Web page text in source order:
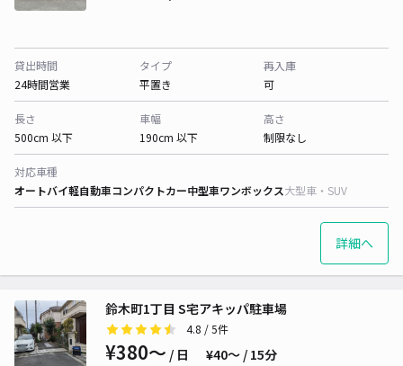
貸出時間
24時間営業
タイプ
平置き
再入庫
可
長さ
500cm 以下
車幅
190cm 以下
高さ
制限なし
対応車種
オートバイ軽自動車コンパクトカー中型車ワンボックス大型車・SUV
詳細へ
鈴木町1丁目 S宅アキッパ駐車場
4.8 / 5件
¥380〜 / 日 ¥40〜 / 15分